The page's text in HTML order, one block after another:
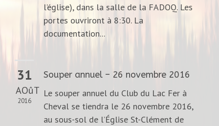
l’église), dans la salle de la FADOQ. Les
portes ouvriront à 8:30. La
documentation...
31
AOûT
2016
Souper annuel – 26 novembre 2016
Le souper annuel du Club du Lac Fer à
Cheval se tiendra le 26 novembre 2016,
au sous-sol de l’Église St-Clément de